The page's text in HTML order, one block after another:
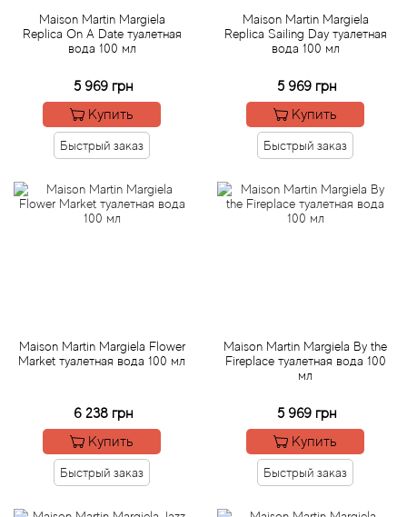
Maison Martin Margiela
Replica On A Date туалетная
вода 100 мл
5 969 грн
Купить
Быстрый заказ
Maison Martin Margiela
Replica Sailing Day туалетная
вода 100 мл
5 969 грн
Купить
Быстрый заказ
Maison Martin Margiela Flower
Market туалетная вода 100 мл
6 238 грн
Купить
Быстрый заказ
Maison Martin Margiela By the
Fireplace туалетная вода 100
мл
5 969 грн
Купить
Быстрый заказ
Acqua di Parma
Acqua di Sardegna
Adidas
Aedes de Venustas
Aerin Lauder
Agatha Ruiz de la Prada
Agent Provocateur
Agonist